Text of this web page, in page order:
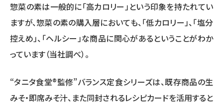
惣菜の素は一般的に「高カロリー」という印象を持たれてい
ますが、惣菜の素の購入層においても、「低カロリー」、「塩分
控えめ」、「ヘルシー」な商品に関心があるということがわか
っています（当社調べ）。
“タニタ食堂®監修”バランス定食シリーズは、既存商品の生
みそ・即席みそ汁、また同封されるレシピカードを活用すると